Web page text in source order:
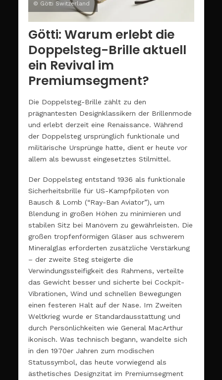
© Götti Switzerland
Götti: Warum erlebt die
Doppelsteg-Brille aktuell
ein Revival im
Premiumsegment?
Die Doppelsteg-Brille zählt zu den
prägnantesten Designklassikern der Brillenmode
und erlebt derzeit eine Renaissance. Während
der Doppelsteg ursprünglich funktionale und
militärische Ursprünge hatte, dient er heute vor
allem als bewusst eingesetztes Stilmittel.
Der Doppelsteg entstand 1936 als funktionale
Sicherheitsbrille für US-Kampfpiloten von
Bausch & Lomb (“Ray-Ban Aviator”), um
Blendung in großen Höhen zu minimieren und
stabilen Sitz bei Manövern zu gewährleisten. Die
großen tropfenförmigen Gläser aus schwerem
Mineralglas erforderten zusätzliche Verstärkung
– der zweite Steg steigerte die
Verwindungssteifigkeit des Rahmens, verteilte
das Gewicht besser und sicherte bei Cockpit-
Vibrationen, Wind und schnellen Bewegungen
einen festeren Halt auf der Nase. Im Zweiten
Weltkrieg wurde er Standardausstattung und
durch Persönlichkeiten wie General MacArthur
ikonisch. Was technisch begann, wandelte sich
in den 1970er Jahren zum modischen
Statussymbol, das heute vorwiegend als
ästhetisches Designzitat im Premiumsegment